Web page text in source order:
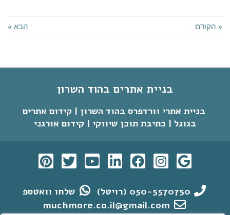
« הקודם הבא »
בניית אתרים בהוד השרון
בניית אתרי וורדפרס בהוד השרון | קידום אתרים
בגוגל | כתיבת תוכן שיווקי | קידום אורגני
050-5570750 (רויטל)
שלחו וואטספ
muchmore.co.il@gmail.com